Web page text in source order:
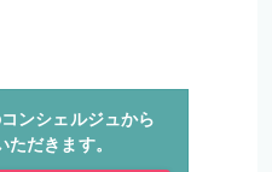
ンシェルジュから
だきます。